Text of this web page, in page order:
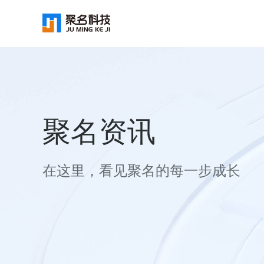
聚名资讯
在这里，看见聚名的每一步成长